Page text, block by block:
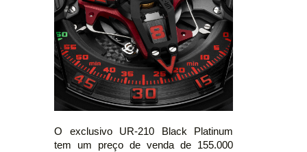
O exclusivo UR-210 Black Platinum
tem um preço de venda de 155.000